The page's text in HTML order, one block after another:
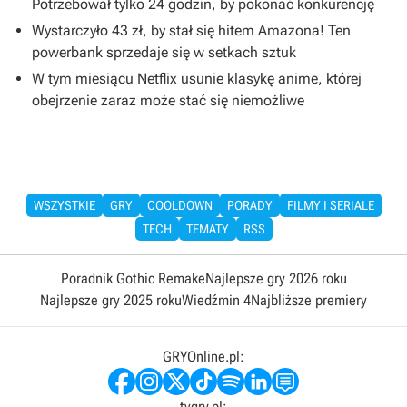
Potrzebował tylko 24 godzin, by pokonać konkurencję
Wystarczyło 43 zł, by stał się hitem Amazona! Ten
powerbank sprzedaje się w setkach sztuk
W tym miesiącu Netflix usunie klasykę anime, której
obejrzenie zaraz może stać się niemożliwe
WSZYSTKIE GRY COOLDOWN PORADY
FILMY I SERIALE
TECH
TEMATY RSS
Poradnik Gothic RemakeNajlepsze gry 2026 roku
Najlepsze gry 2025 rokuWiedźmin 4Najbliższe premiery
GRYOnline.pl: